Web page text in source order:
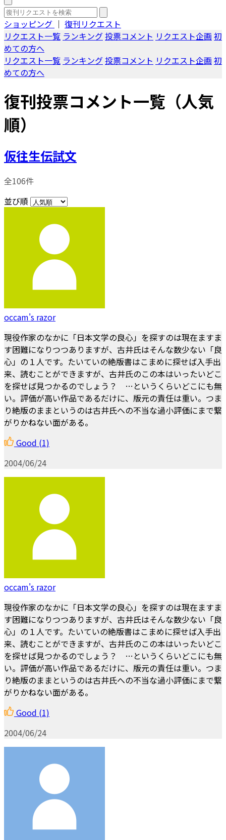
ショッピング ｜ 復刊リクエスト
リクエスト一覧 ランキング投票コメント リクエスト企画 初
めての方へ
リクエスト一覧 ランキング投票コメント リクエスト企画 初
めての方へ
復刊投票コメント一覧（人気
順）
仮往生伝試文
全106件
並び順
occam's razor
現役作家のなかに「日本文学の良心」を探すのは現在ますま
す困難になりつつありますが、古井氏はそんな数少ない「良
心」の１人です。たいていの絶版書はこまめに探せば入手出
来、読むことができますが、古井氏のこの本はいったいどこ
を探せば見つかるのでしょう？ …というくらいどこにも無
い。評価が高い作品であるだけに、版元の責任は重い。つま
り絶版のままというのは古井氏への不当な過小評価にまで繋
がりかねない面がある。
Good (1)
2004/06/24
occam's razor
現役作家のなかに「日本文学の良心」を探すのは現在ますま
す困難になりつつありますが、古井氏はそんな数少ない「良
心」の１人です。たいていの絶版書はこまめに探せば入手出
来、読むことができますが、古井氏のこの本はいったいどこ
を探せば見つかるのでしょう？ …というくらいどこにも無
い。評価が高い作品であるだけに、版元の責任は重い。つま
り絶版のままというのは古井氏への不当な過小評価にまで繋
がりかねない面がある。
Good (1)
2004/06/24